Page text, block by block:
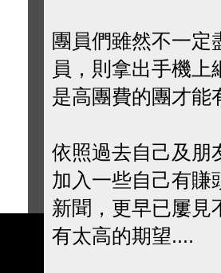
團員們雖然不一定
員，則拿出手機
是高團費的團才能
依照過去自己及朋
加入一些自己有賺
新聞，更早已屢見
有太高的期望....